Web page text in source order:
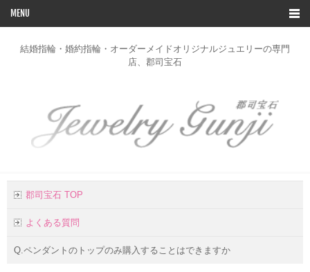
MENU
ブライダルリングコレクション
オーダー
リフォーム
結婚指輪・婚約指輪・オーダーメイドオリジナルジュエリーの専門
店、郡司宝石
郡司宝石 TOP
よくある質問
Q.ペンダントのトップのみ購入することはできますか